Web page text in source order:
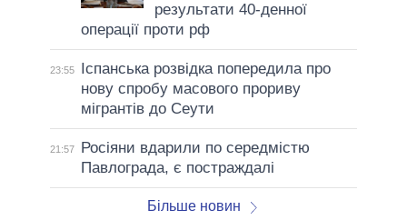
результати 40-денної
операції проти рф
23:55
Іспанська розвідка попередила про
нову спробу масового прориву
мігрантів до Сеути
21:57
Росіяни вдарили по середмістю
Павлограда, є постраждалі
Більше новин